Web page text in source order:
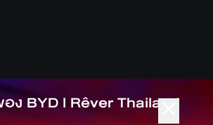
องBYD l Rêver Thailand